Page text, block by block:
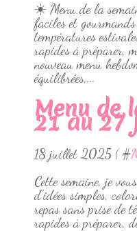
☀️ Menu de la
faciles et
températures
rapides à préparer,
nouveau menu
équilibrées,...
Menu de
21 au 27
18 juillet 2025 ( #
Cette semaine, je
d’idées simples,
repas sans prise de
rapides à préparer,